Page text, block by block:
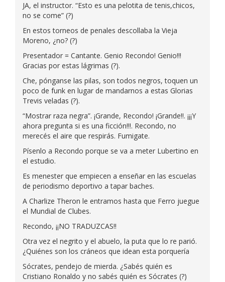
JA, el instructor. “Esto es una pelotita de tenis,chicos,
no se come” (?)
En estos torneos de penales descollaba la Vieja
Moreno, ¿no? (?)
Presentador = Cantante. Genio Recondo! Genio!!!
Gracias por estas lágrimas (?).
Che, pónganse las pilas, son todos negros, toquen un
poco de funk en lugar de mandarnos a estas Glorias
Trevis veladas (?).
“Mostrar raza negra”. ¡Grande, Recondo! ¡Grande!!. ¡¡¡Y
ahora pregunta si es una ficción!!!. Recondo, no
merecés el aire que respirás. Fumigate.
Písenlo a Recondo porque se va a meter Lubertino en
el estudio.
Es menester que empiecen a enseñar en las escuelas
de periodismo deportivo a tapar baches.
A Charlize Theron le entramos hasta que Ferro juegue
el Mundial de Clubes.
Recondo, ¡¡NO TRADUZCAS!!
Otra vez el negrito y el abuelo, la puta que lo re parió.
¿Quiénes son los cráneos que idean esta porquería
Sócrates, pendejo de mierda. ¿Sabés quién es
Cristiano Ronaldo y no sabés quién es Sócrates (?)